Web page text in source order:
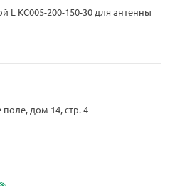
L КС005-200-150-30 для антенны
дом 14, стр. 4